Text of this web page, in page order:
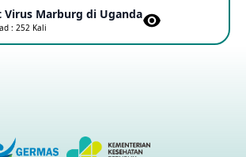
A(H5NN6) di Cina
Virus Marburg di Uganda
: 252 Kali